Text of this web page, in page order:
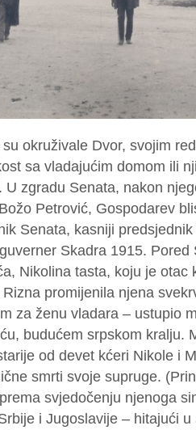
okruživale Dvor, svojim
sa vladajućim domom ili
U zgradu Senata, nakon
Petrović, Gospodarev
Senata, kasniji
Skadra 1915. Pored
Nikolina tasta, koju je otac
promijenila njena
za ženu vladara – ustupio
budućem srpskom kralju.
od devet kćeri Nikole i
smrti svoje supruge.
svjedočenju njenoga
i Jugoslavije – hitajući u